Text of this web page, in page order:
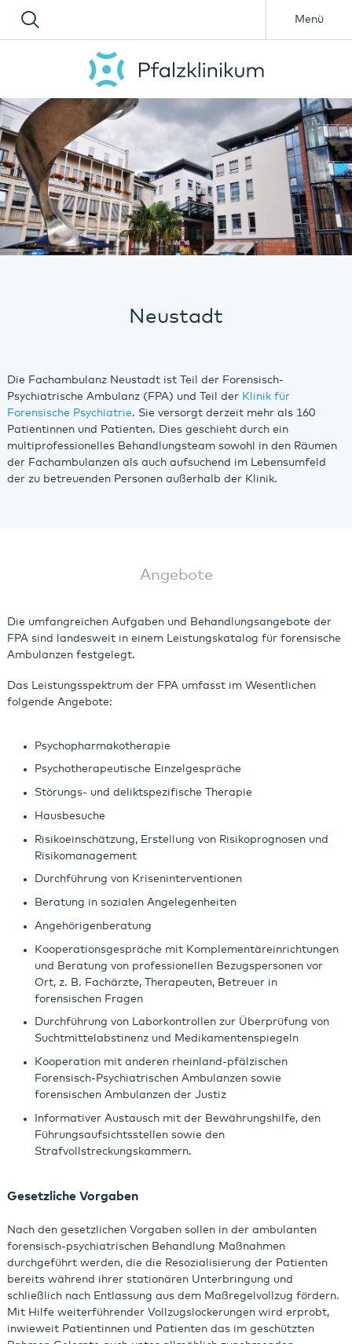
Menü
Neustadt
Die Fachambulanz Neustadt ist Teil der Forensisch-
Psychiatrische Ambulanz (FPA) und Teil der Klinik für
Forensische Psychiatrie. Sie versorgt derzeit mehr als 160
Patientinnen und Patienten. Dies geschieht durch ein
multiprofessionelles Behandlungsteam sowohl in den Räumen
der Fachambulanzen als auch aufsuchend im Lebensumfeld
der zu betreuenden Personen außerhalb der Klinik.
Angebote
Die umfangreichen Aufgaben und Behandlungsangebote der
FPA sind landesweit in einem Leistungskatalog für forensische
Ambulanzen festgelegt.
Das Leistungsspektrum der FPA umfasst im Wesentlichen
folgende Angebote:
Psychopharmakotherapie
Psychotherapeutische Einzelgespräche
Störungs- und deliktspezifische Therapie
Hausbesuche
Risikoeinschätzung, Erstellung von Risikoprognosen und
Risikomanagement
Durchführung von Kriseninterventionen
Beratung in sozialen Angelegenheiten
Angehörigenberatung
Kooperationsgespräche mit Komplementäreinrichtungen
und Beratung von professionellen Bezugspersonen vor
Ort, z. B. Fachärzte, Therapeuten, Betreuer in
forensischen Fragen
Durchführung von Laborkontrollen zur Überprüfung von
Suchtmittelabstinenz und Medikamentenspiegeln
Kooperation mit anderen rheinland-pfälzischen
Forensisch-Psychiatrischen Ambulanzen sowie
forensischen Ambulanzen der Justiz
Informativer Austausch mit der Bewährungshilfe, den
Führungsaufsichtsstellen sowie den
Strafvollstreckungskammern.
Gesetzliche Vorgaben
Nach den gesetzlichen Vorgaben sollen in der ambulanten
forensisch-psychiatrischen Behandlung Maßnahmen
durchgeführt werden, die die Resozialisierung der Patienten
bereits während ihrer stationären Unterbringung und
schließlich nach Entlassung aus dem Maßregelvollzug fördern.
Mit Hilfe weiterführender Vollzugslockerungen wird erprobt,
inwieweit Patientinnen und Patienten das im geschützten